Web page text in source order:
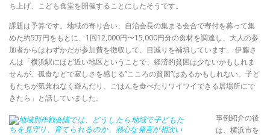
ち上げ、こども食堂を開催することにしたそうです。
課題は予算です。地域の寄り合い、自治会長の集まる会合で寄付を募って集
めた約5万円をもとに、1回12,000円〜15,000円分の食材を調達し、大人の参
加者からはわずかだが参加費を徴収して、目減りを補填しています。 伊藤さ
んは「横浜駅にほど近い地区ということで、経済的貧困は少ないかもしれま
せんが、孤食などで寂しさを感じる”こころの貧困”はあるかもしれない。子ど
もたちが気兼ねなく遊んだり、ごはんを食べたりワイワイできる居場所にで
きたら」と話していました。
事例紹介の後
は、横浜市を